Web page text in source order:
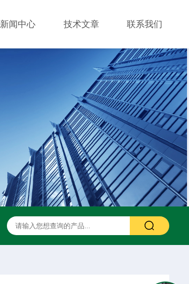
新闻中心 技术文章 联系我们
药用甘露醇 药用羟苯丙酯 药用阿拉伯胶